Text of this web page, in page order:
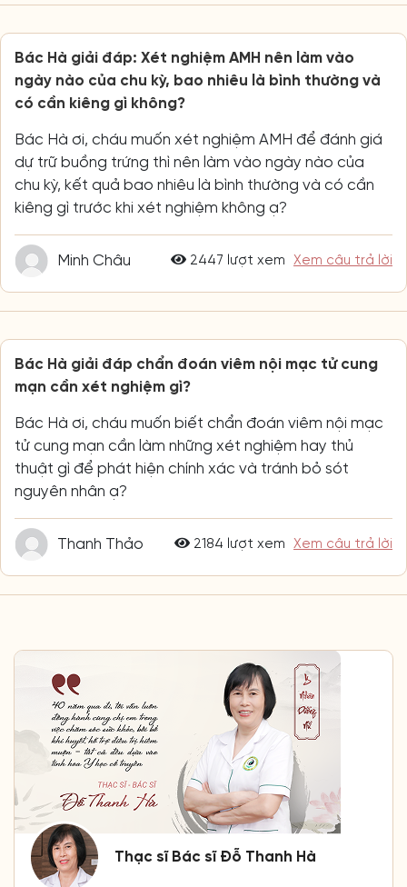
Bác Hà giải đáp: Xét nghiệm AMH nên làm vào
ngày nào của chu kỳ, bao nhiêu là bình thường và
có cần kiêng gì không?
Bác Hà ơi, cháu muốn xét nghiệm AMH để đánh giá
dự trữ buồng trứng thì nên làm vào ngày nào của
chu kỳ, kết quả bao nhiêu là bình thường và có cần
kiêng gì trước khi xét nghiệm không ạ?
Minh Châu 2447 lượt xem Xem câu trả lời
Bác Hà giải đáp chẩn đoán viêm nội mạc tử cung
mạn cần xét nghiệm gì?
Bác Hà ơi, cháu muốn biết chẩn đoán viêm nội mạc
tử cung mạn cần làm những xét nghiệm hay thủ
thuật gì để phát hiện chính xác và tránh bỏ sót
nguyên nhân ạ?
Thanh Thảo 2184 lượt xem Xem câu trả lời
Thạc sĩ Bác sĩ Đỗ Thanh Hà